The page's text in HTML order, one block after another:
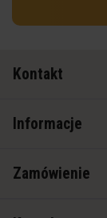
Kontakt
Informacje
Zamówienie